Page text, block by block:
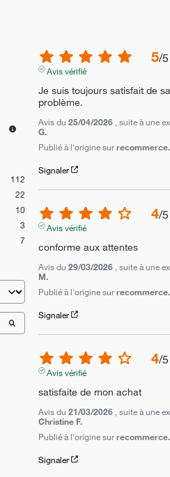
112
22
10
3
7
5/5
Avis vérifié
Je suis toujours satisfait de
problème.
Avis du 25/04/2026 , suite à une
G.
Publié à l'origine sur
Signaler
4/5
Avis vérifié
conforme aux attentes
Avis du 29/03/2026 , suite à une
M.
Publié à l'origine sur
Signaler
4/5
Avis vérifié
satisfaite de mon achat
Avis du 21/03/2026 , suite à une
Christine F.
Publié à l'origine sur
Signaler